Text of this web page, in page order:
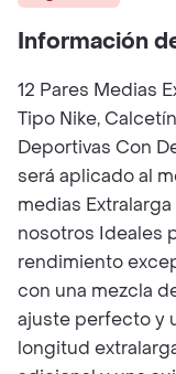
Información
12 Pares Medias
Tipo Nike,
Deportivas Con
será aplicado al
medias
nosotros Ideales
rendimiento
con una mezcla
ajuste perfecto y
longitud